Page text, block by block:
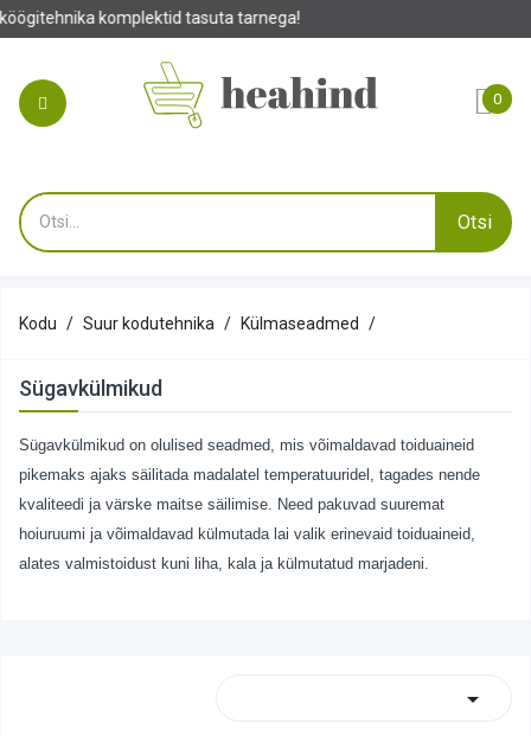
0
Otsi
Kodu Suur kodutehnika Külmaseadmed
Sügavkülmikud
Sügavkülmikud on olulised seadmed, mis võimaldavad toiduaineid
pikemaks ajaks säilitada madalatel temperatuuridel, tagades nende
kvaliteedi ja värske maitse säilimise. Need pakuvad suuremat
hoiuruumi ja võimaldavad külmutada lai valik erinevaid toiduaineid,
alates valmistoidust kuni liha, kala ja külmutatud marjadeni.
